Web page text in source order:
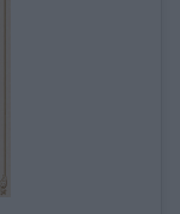
BUFFET
UFFICIO